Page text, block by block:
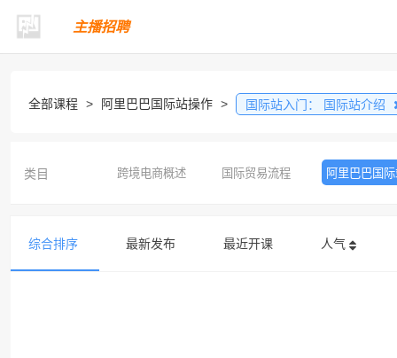
主播招聘
全部课程 > 阿里巴巴国际站操作 > 国际站入门： 国际站介绍
类目 跨境电商概述 国际贸易流程 阿里巴巴国
综合排序 最新发布 最近开课 人气